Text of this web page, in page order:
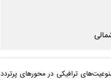
ترافیکی در محورهای پرتردد